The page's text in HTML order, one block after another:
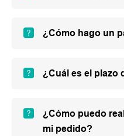
¿Cómo hago un
¿Cuál es el plazo
¿Cómo puedo
mi pedido?